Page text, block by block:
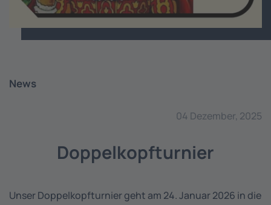
News
04 Dezember, 2025
Doppelkopfturnier
Unser Doppelkopfturnier geht am 24. Januar 2026 in die